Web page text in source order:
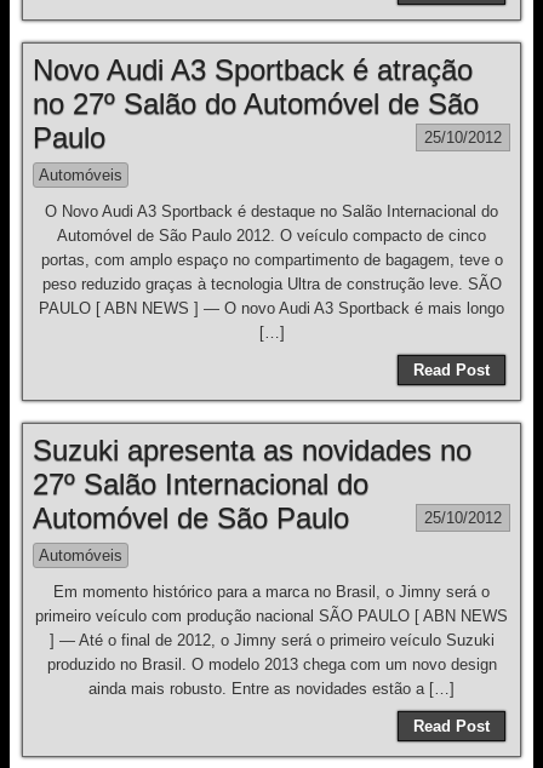
Novo Audi A3 Sportback é atração
no 27º Salão do Automóvel de São
Paulo
25/10/2012
Automóveis
O Novo Audi A3 Sportback é destaque no Salão Internacional do
Automóvel de São Paulo 2012. O veículo compacto de cinco
portas, com amplo espaço no compartimento de bagagem, teve o
peso reduzido graças à tecnologia Ultra de construção leve. SÃO
PAULO [ ABN NEWS ] — O novo Audi A3 Sportback é mais longo
[…]
Read Post
Suzuki apresenta as novidades no
27º Salão Internacional do
Automóvel de São Paulo
25/10/2012
Automóveis
Em momento histórico para a marca no Brasil, o Jimny será o
primeiro veículo com produção nacional SÃO PAULO [ ABN NEWS
] — Até o final de 2012, o Jimny será o primeiro veículo Suzuki
produzido no Brasil. O modelo 2013 chega com um novo design
ainda mais robusto. Entre as novidades estão a […]
Read Post